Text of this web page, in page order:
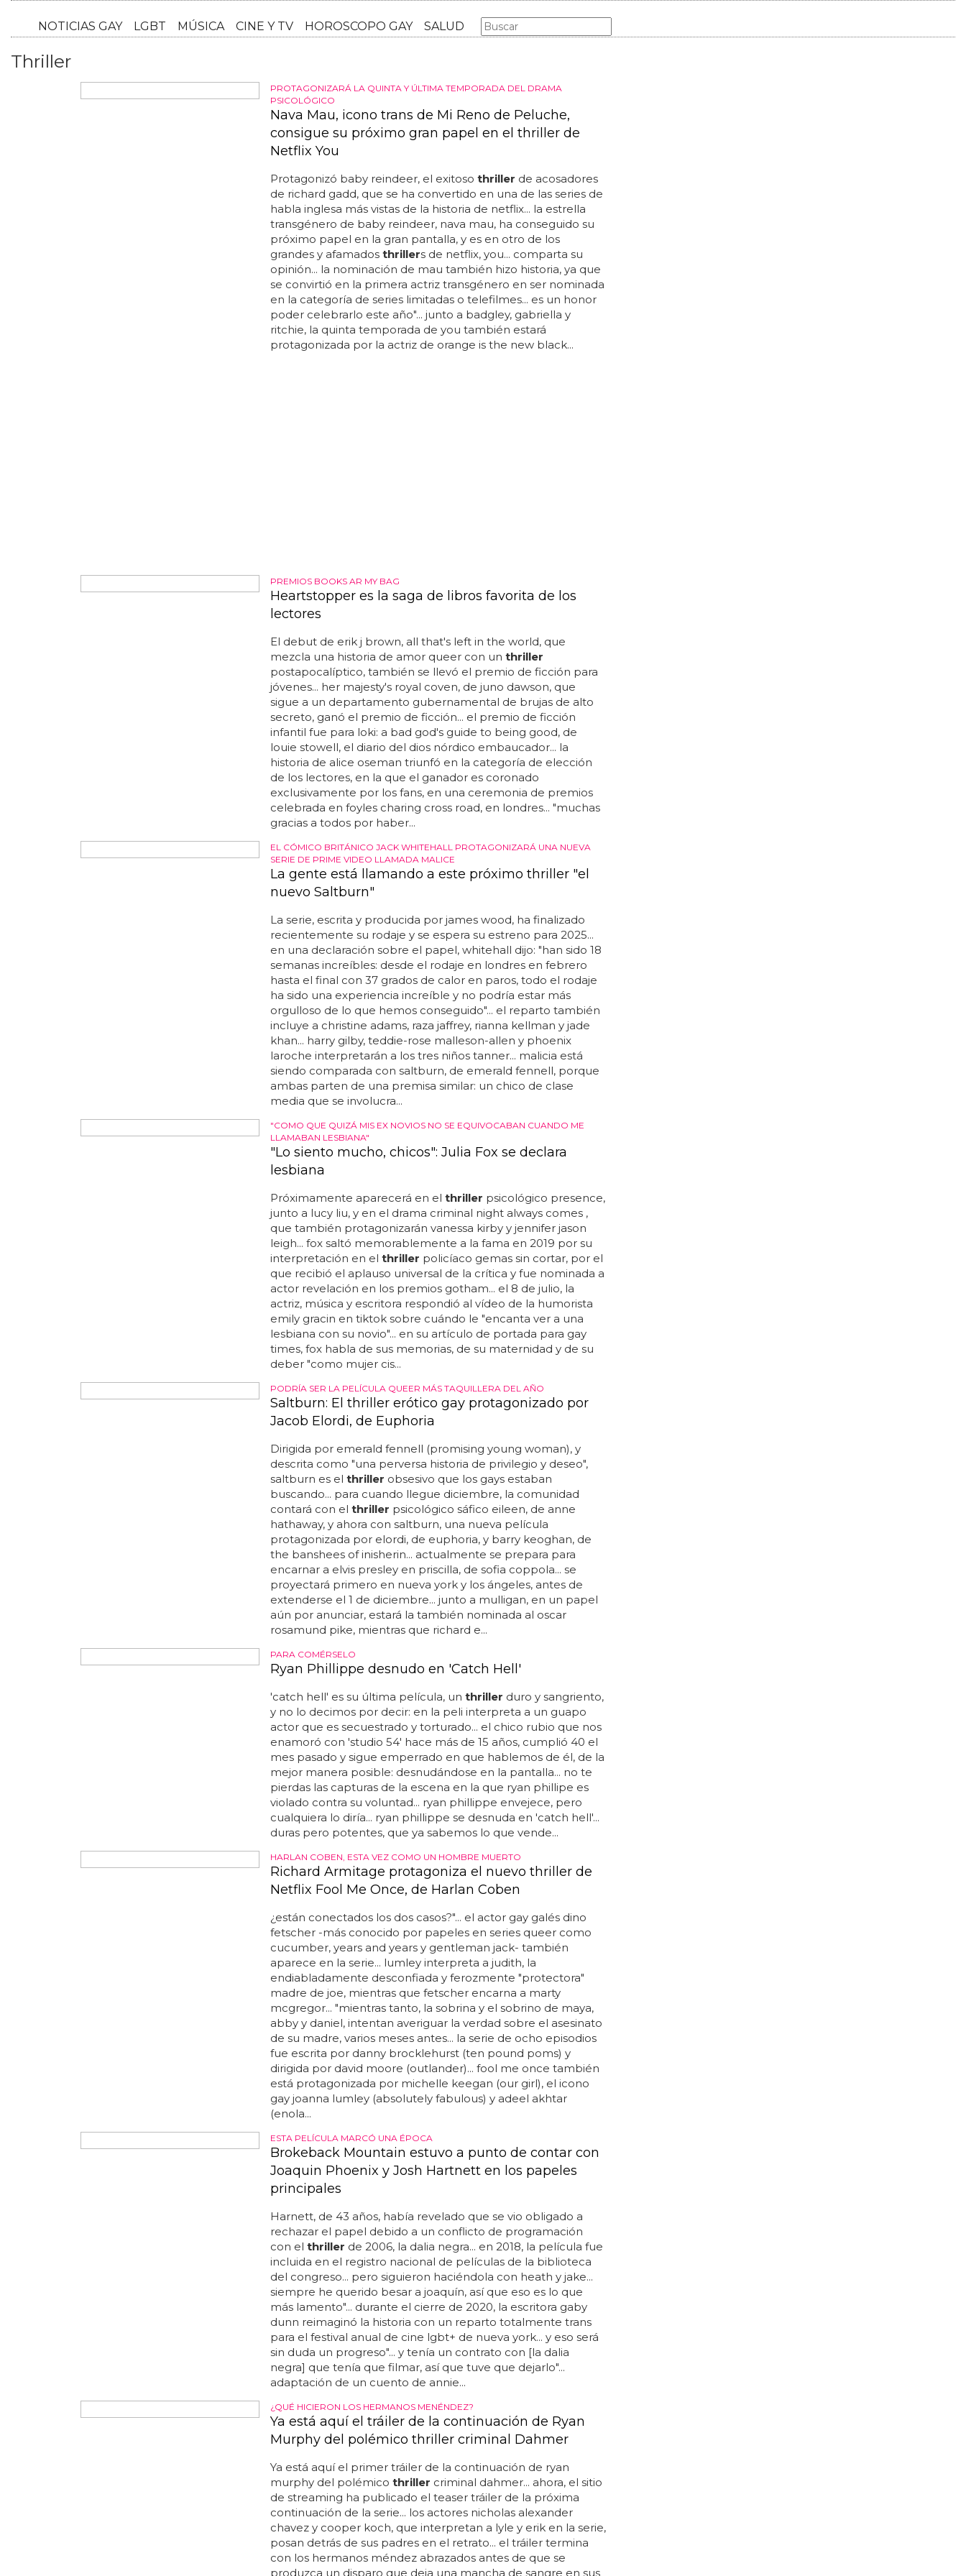
NOTICIAS GAY LGBT MÚSICA CINE Y TV
PROTAGONIZARÁ LA QUINTA Y ÚLTIMA TEMPORADA DEL DRAMA
PSICOLÓGICO
Nava Mau, icono trans de Mi Reno de Peluche,
consigue su próximo gran papel en el thriller de
Protagonizó baby reindeer, el exitoso thrillerde acosadores
de richard gadd, que se ha convertido en una de las series de
habla inglesa más vistas de la historia de netflix... la estrella
transgénero de baby reindeer, nava mau, ha conseguido su
próximo papel en la gran pantalla, y es en otro de los
grandes y afamadosthrillers de netflix, you... comparta su
opinión... la nominación de mau también hizo historia, ya que
se convirtió en la primera actriz transgénero en ser nominada
en la categoría de series limitadas o telefilmes... es un honor
poder celebrarlo este año"... junto a badgley, gabriella y
ritchie, la quinta temporada de you también estará
PREMIOS BOOKS AR MY BAG
Heartstopper es la saga de libros favorita de los
El debut de erik j brown, all that's left in the world, que
mezcla una historia de amor queer con unthriller
postapocalíptico, también se llevó el premio de ficción para
jóvenes... her majesty's royal coven, de juno dawson, que
sigue a un departamento gubernamental de brujas de alto
secreto, ganó el premio de ficción... el premio de ficción
infantil fue para loki: a bad god's guide to being good, de
louie stowell, el diario del dios nórdico embaucador... la
historia de alice oseman triunfó en la categoría de elección
de los lectores, en la que el ganador es coronado
exclusivamente por los fans, en una ceremonia de premios
celebrada en foyles charing cross road, en londres... "muchas
gracias a todos por haber...
EL CÓMICO BRITÁNICO JACK WHITEHALL PROTAGONIZARÁ UNA NUEVA
SERIE DE PRIME VIDEO LLAMADA MALICE
La gente está llamando a este próximo thriller "el
La serie, escrita y producida por james wood, ha finalizado
recientemente su rodaje y se espera su estreno para 2025...
en una declaración sobre el papel, whitehall dijo: "han sido 18
semanas increíbles: desde el rodaje en londres en febrero
hasta el final con 37 grados de calor en paros, todo el rodaje
ha sido una experiencia increíble y no podría estar más
orgulloso de lo que hemos conseguido"... el reparto también
incluye a christine adams, raza jaffrey, rianna kellman y jade
khan... harry gilby, teddie-rose malleson-allen y phoenix
laroche interpretarán a los tres niños tanner... malicia está
siendo comparada con saltburn, de emerald fennell, porque
ambas parten de una premisa similar: un chico de clase
media que se involucra...
"COMO QUE QUIZÁ MIS EX NOVIOS NO SE EQUIVOCABAN CUANDO ME
LLAMABAN LESBIANA"
"Lo siento mucho, chicos": Julia Fox se declara
Próximamente aparecerá en elthrillerpsicológico presence,
junto a lucy liu, y en el drama criminal night always comes ,
que también protagonizarán vanessa kirby y jennifer jason
leigh... fox saltó memorablemente a la fama en 2019 por su
interpretación en elthrillerpolicíaco gemas sin cortar, por el
que recibió el aplauso universal de la crítica y fue nominada a
actor revelación en los premios gotham... el 8 de julio, la
actriz, música y escritora respondió al vídeo de la humorista
emily gracin en tiktok sobre cuándo le "encanta ver a una
lesbiana con su novio"... en su artículo de portada para gay
times, fox habla de sus memorias, de su maternidad y de su
deber "como mujer cis...
PODRÍA SER LA PELÍCULA QUEER MÁS TAQUILLERA DEL AÑO
Saltburn: El thriller erótico gay protagonizado por
Dirigida por emerald fennell (promising young woman), y
descrita como "una perversa historia de privilegio y deseo",
saltburn es elthrillerobsesivo que los gays estaban
buscando... para cuando llegue diciembre, la comunidad
contará con elthrillerpsicológico sáfico eileen, de anne
hathaway, y ahora con saltburn, una nueva película
protagonizada por elordi, de euphoria, y barry keoghan, de
the banshees of inisherin... actualmente se prepara para
encarnar a elvis presley en priscilla, de sofia coppola... se
proyectará primero en nueva york y los ángeles, antes de
extenderse el 1 de diciembre... junto a mulligan, en un papel
aún por anunciar, estará la también nominada al oscar
rosamund pike, mientras que richard e...
PARA COMÉRSELO
'catch hell' es su última película, un thrillerduro y sangriento,
y no lo decimos por decir: en la peli interpreta a un guapo
actor que es secuestrado y torturado... el chico rubio que nos
enamoró con 'studio 54' hace más de 15 años, cumplió 40 el
mes pasado y sigue emperrado en que hablemos de él, de la
mejor manera posible: desnudándose en la pantalla... no te
pierdas las capturas de la escena en la que ryan phillipe es
violado contra su voluntad... ryan phillippe envejece, pero
cualquiera lo diría... ryan phillippe se desnuda en 'catch hell'...
HARLAN COBEN, ESTA VEZ COMO UN HOMBRE MUERTO
Richard Armitage protagoniza el nuevo thriller de
¿están conectados los dos casos?"... el actor gay galés dino
fetscher -más conocido por papeles en series queer como
cucumber, years and years y gentleman jack- también
aparece en la serie... lumley interpreta a judith, la
endiabladamente desconfiada y ferozmente "protectora"
madre de joe, mientras que fetscher encarna a marty
mcgregor... "mientras tanto, la sobrina y el sobrino de maya,
abby y daniel, intentan averiguar la verdad sobre el asesinato
de su madre, varios meses antes... la serie de ocho episodios
fue escrita por danny brocklehurst (ten pound poms) y
dirigida por david moore (outlander)... fool me once también
está protagonizada por michelle keegan (our girl), el icono
gay joanna lumley (absolutely fabulous) y adeel akhtar
ESTA PELÍCULA MARCÓ UNA ÉPOCA
Brokeback Mountain estuvo a punto de contar con
Joaquin Phoenix y Josh Hartnett en los papeles
Harnett, de 43 años, había revelado que se vio obligado a
rechazar el papel debido a un conflicto de programación
con elthriller de 2006, la dalia negra... en 2018, la película fue
incluida en el registro nacional de películas de la biblioteca
del congreso... pero siguieron haciéndola con heath y jake...
siempre he querido besar a joaquín, así que eso es lo que
más lamento"... durante el cierre de 2020, la escritora gaby
dunn reimaginó la historia con un reparto totalmente trans
para el festival anual de cine lgbt+ de nueva york... y eso será
sin duda un progreso"... y tenía un contrato con [la dalia
negra] que tenía que filmar, así que tuve que dejarlo"...
adaptación de un cuento de annie...
¿QUÉ HICIERON LOS HERMANOS MENÉNDEZ?
Ya está aquí el tráiler de la continuación de Ryan
Ya está aquí el primer tráiler de la continuación de ryan
murphy del polémicothriller criminal dahmer... ahora, el sitio
de streaming ha publicado el teaser tráiler de la próxima
continuación de la serie... los actores nicholas alexander
chavez y cooper koch, que interpretan a lyle y erik en la serie,
posan detrás de sus padres en el retrato... el tráiler termina